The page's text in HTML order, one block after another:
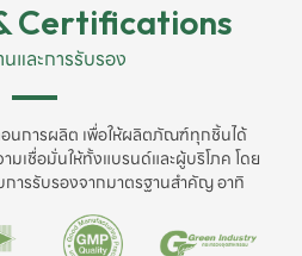
Certifications
และการรับรอง
นการผลิต เพื่อให้ผลิตภัณฑ์ทุกชิ้นได้
มเชื่อมั่นให้ทั้งแบรนด์และผู้บริโภค โดย
การรับรองจากมาตรฐานสำคัญ อาทิ